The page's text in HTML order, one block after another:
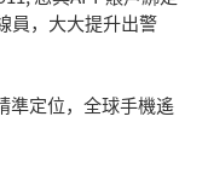
員，大大提升出警
準定位，全球手機遙